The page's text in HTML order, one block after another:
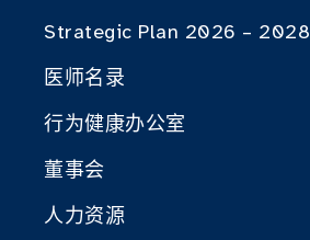
Strategic Plan 2026 – 2028
医师名录
行为健康办公室
董事会
人力资源